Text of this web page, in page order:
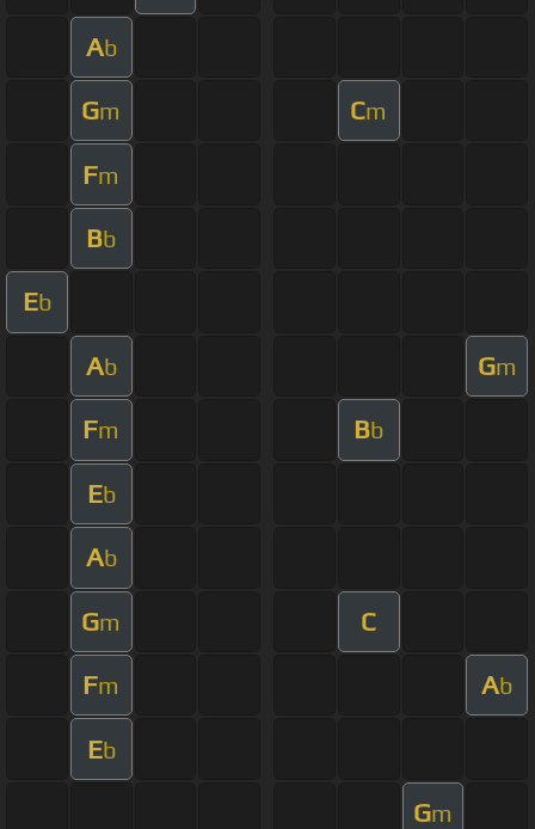
Ab
Gm Cm
Fm
Bb
Eb
Ab Gm
Fm Bb
Eb
Ab
Gm C
Fm Ab
Eb
Gm